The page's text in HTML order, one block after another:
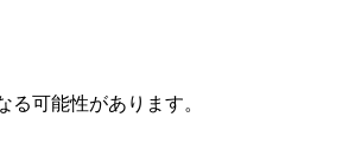
可能性があります。